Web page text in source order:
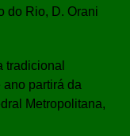
do Rio, D. Orani
tradicional
partirá da
Metropolitana,